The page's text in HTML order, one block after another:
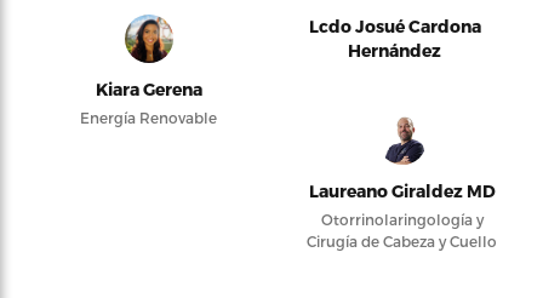
Kiara Gerena
Energía Renovable
Lcdo Josué Cardona
Hernández
Laureano Giraldez MD
Otorrinolaringología y
Cirugía de Cabeza y Cuello